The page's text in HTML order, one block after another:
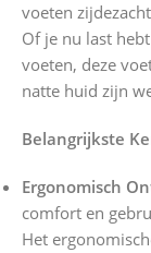
voeten
Of je nu last
voeten, deze
natte huid zijn
Belangrijkste
Ergonomisch
comfort en
Het